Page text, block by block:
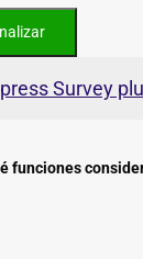
Survey
funciones